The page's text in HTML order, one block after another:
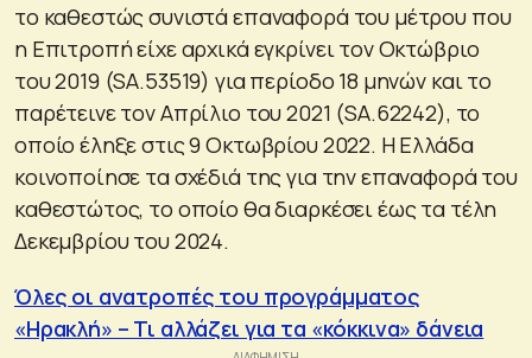
το καθεστώς συνιστά επαναφορά του μέτρου που
η Επιτροπή είχε αρχικά εγκρίνει τον Οκτώβριο
του 2019 (SA.53519) για περίοδο 18 μηνών και το
παρέτεινε τον Απρίλιο του 2021 (SA.62242), το
οποίο έληξε στις 9 Οκτωβρίου 2022. Η Ελλάδα
κοινοποίησε τα σχέδιά της για την επαναφορά του
καθεστώτος, το οποίο θα διαρκέσει έως τα τέλη
Δεκεμβρίου του 2024.
Όλες οι ανατροπές του προγράμματος
«Ηρακλή» – Τι αλλάζει για τα «κόκκινα» δάνεια